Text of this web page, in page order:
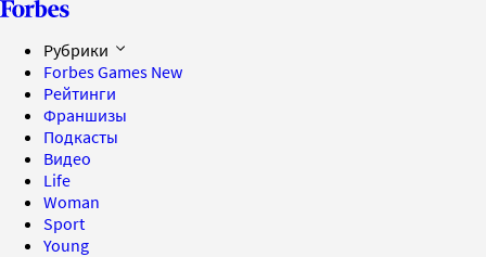
Рубрики
Forbes Games New
Рейтинги
Франшизы
Подкасты
Видео
Life
Woman
Sport
Young